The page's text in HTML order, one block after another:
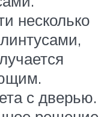
несколько
с дверью.